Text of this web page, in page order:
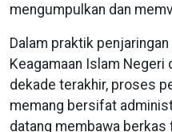
mengumpulkan dan
Dalam praktik
Keagamaan Islam
dekade terakhir, proses
memang bersifat
datang membawa berkas